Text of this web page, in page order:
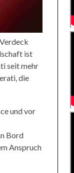
ist
seit mehr
die
und vor
Bord
Anspruch